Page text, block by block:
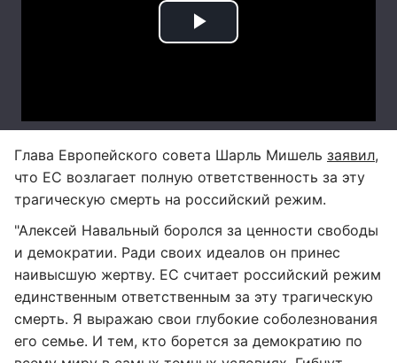
Глава Европейского совета Шарль Мишель заявил,
что ЕС возлагает полную ответственность за эту
трагическую смерть на российский режим.
"Алексей Навальный боролся за ценности свободы
и демократии. Ради своих идеалов он принес
наивысшую жертву. ЕС считает российский режим
единственным ответственным за эту трагическую
смерть. Я выражаю свои глубокие соболезнования
его семье. И тем, кто борется за демократию по